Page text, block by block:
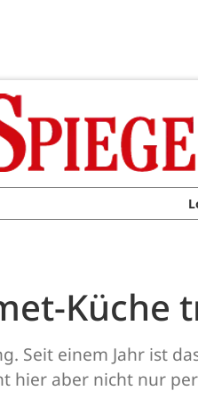
Küche
Seit einem Jahr ist
hier aber nicht nur